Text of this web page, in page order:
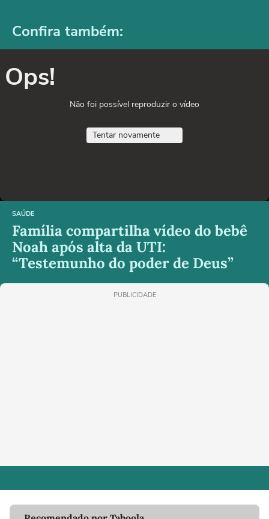
Confira também:
Ops!
Não foi possível reproduzir o vídeo
Tentar novamente
SAÚDE
Família compartilha vídeo do bebê
Noah após alta da UTI:
“Testemunho do poder de Deus”
PUBLICIDADE